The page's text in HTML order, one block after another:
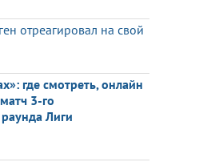
отреагировал на свой
где смотреть, онлайн
3-го
Лиги